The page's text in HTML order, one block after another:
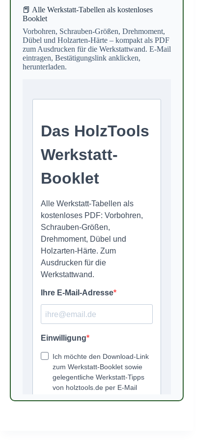
📕 Alle Werkstatt-Tabellen als kostenloses
Booklet
Vorbohren, Schrauben-Größen, Drehmoment,
Dübel und Holzarten-Härte – kompakt als PDF
zum Ausdrucken für die Werkstattwand. E-Mail
eintragen, Bestätigungslink anklicken,
herunterladen.